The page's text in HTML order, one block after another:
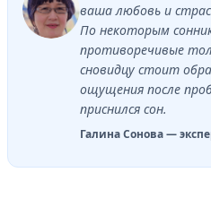
ваша любовь и
По некоторым
противоречивые
сновидцу стоит
ощущения после
приснился сон.
Галина Сонова —